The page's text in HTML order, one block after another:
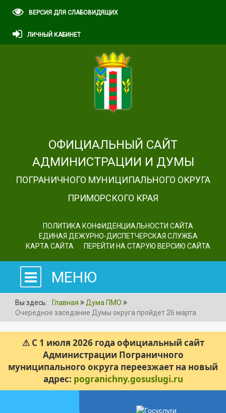
ВЕРСИЯ ДЛЯ СЛАБОВИДЯЩИХ
ЛИЧНЫЙ КАБИНЕТ
ОФИЦИАЛЬНЫЙ САЙТ
АДМИНИСТРАЦИИ И ДУМЫ
ПОГРАНИЧНОГО МУНИЦИПАЛЬНОГО ОКРУГА
ПРИМОРСКОГО КРАЯ
ПОЛИТИКА КОНФИДЕНЦИАЛЬНОСТИ САЙТА
ЕДИНАЯ ДЕЖУРНО-ДИСПЕТЧЕРСКАЯ СЛУЖБА
КАРТА САЙТА
ПЕРЕЙТИ НА СТАРУЮ ВЕРСИЮ САЙТА
МЕНЮ
Вы здесь: Главная
Дума ПМО
Очередное заседание Думы округа пройдет 26 марта
⚠ С 1 июля 2026 года официальный сайт
Администрации Пограничного
муниципального округа переезжает на новый
адрес: pogranichny.gosuslugi.ru